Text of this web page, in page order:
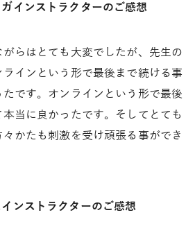
インストラクターのご感想
らはとても大変でしたが、先生の
インという形で最後まで続ける事
です。オンラインという形で最後
当に良かったです。そしてとても
かたも刺激を受け頑張る事ができ
ンストラクターのご感想